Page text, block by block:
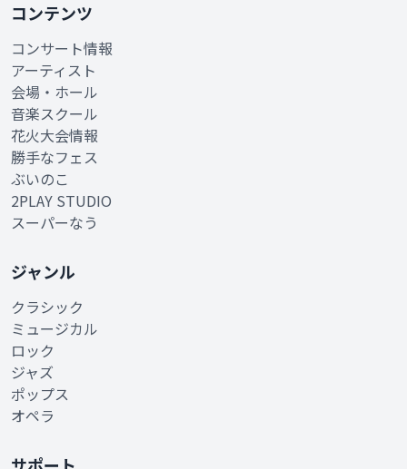
コンテンツ
コンサート情報
アーティスト
会場・ホール
音楽スクール
花火大会情報
勝手なフェス
ぶいのこ
2PLAY STUDIO
スーパーなう
ジャンル
クラシック
ミュージカル
ロック
ジャズ
ポップス
オペラ